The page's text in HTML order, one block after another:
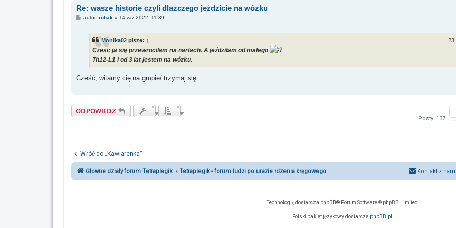
Re: wasze historie czyli dlazczego jeżdzicie na wózku
Pautor: robak » 14 wrz 2022, 11:39
Monika02 pisze: ↑ 23
Czesc ja się przewrocilam na nartach. A jeździłam od małego
Th12-L1 i od 3 lat jestem na wózku.
Cześć, witamy cię na grupie/ trzymaj się
ODPOWIEDZ
Posty: 137
Wróć do „Kawiarenka”
Głowne działy forum Tetraplegik Tetraplegik - forum ludzi po urazie rdzenia kręgowego Kontakt z nami
Technologię dostarcza phpBB® Forum Software © phpBB Limited
Polski pakiet językowy dostarcza phpBB.pl